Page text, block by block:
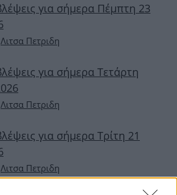
για σήμερα Πέμπτη 23
Λιτσα Πετριδη
για σήμερα Τετάρτη
Λιτσα Πετριδη
για σήμερα Τρίτη 21
Λιτσα Πετριδη